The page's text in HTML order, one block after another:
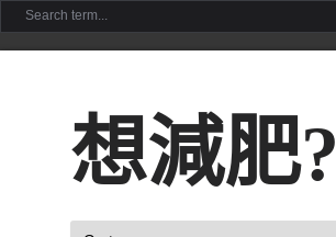
想減肥?